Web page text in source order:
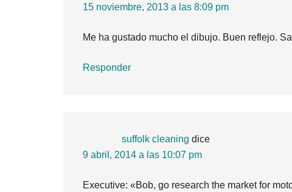
15 noviembre, 2013 a las 8:09 pm
Me ha gustado mucho el dibujo. Buen reflejo.
Responder
suffolk cleaning dice
9 abril, 2014 a las 10:07 pm
Executive: «Bob, go research the market for